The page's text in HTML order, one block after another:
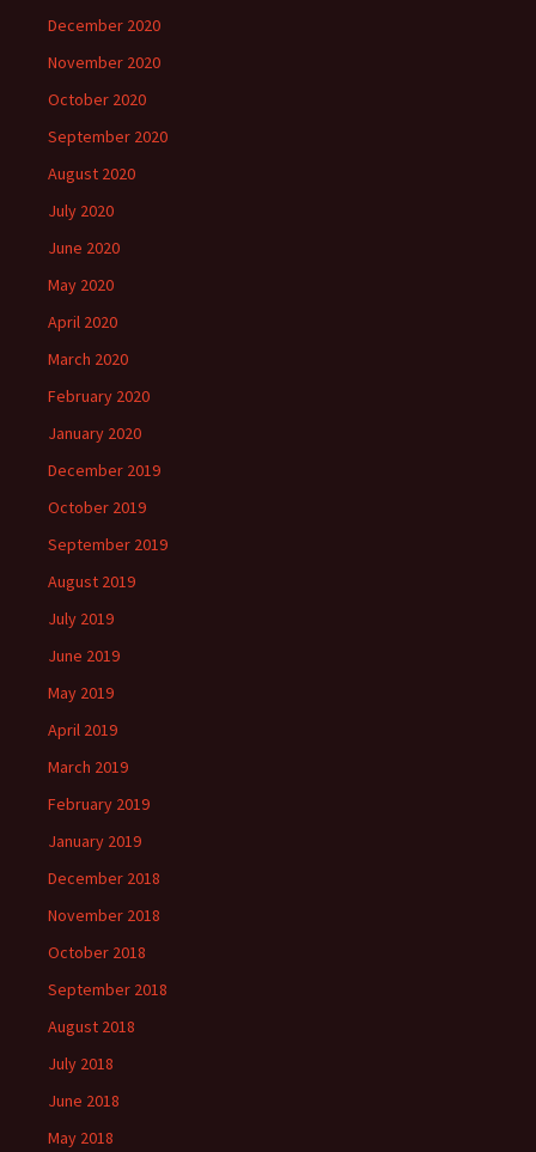
December 2020
November 2020
October 2020
September 2020
August 2020
July 2020
June 2020
May 2020
April 2020
March 2020
February 2020
January 2020
December 2019
October 2019
September 2019
August 2019
July 2019
June 2019
May 2019
April 2019
March 2019
February 2019
January 2019
December 2018
November 2018
October 2018
September 2018
August 2018
July 2018
June 2018
May 2018